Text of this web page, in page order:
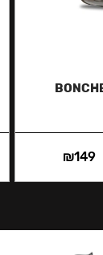
₪149